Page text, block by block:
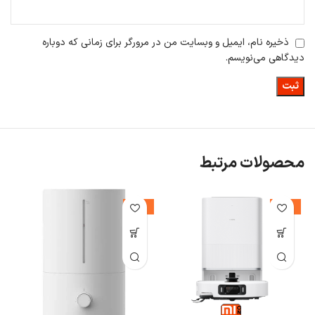
نیز به راحتی پاک شوند.
ذخیره نام، ایمیل و وبسایت من در مرورگر برای زمانی که دوباره
دیدگاهی می‌نویسم.
محصولات مرتبط
-29%
-24%